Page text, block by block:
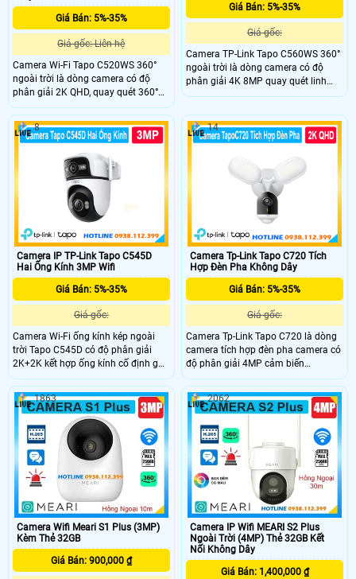
Giá Bán: 5%-35%
Giá gốc: Liên hệ
Camera Wi-Fi Tapo C520WS 360°
ngoài trời là dòng camera có độ
phân giải 2K QHD, quay quét 360°
và nhìn đêm màu Starlight với tầm
nhìn lên đến 30m. Công nghệ thông
minh AI phát hiện chuyển độngh,
đàm thoại hai chiều, báo động âm
thanh và ánh sáng. Quản lý từ xa
qua ứng dụng Tapo
Giá Bán: 5%-35%
Giá gốc:
Camera TP-Link Tapo C560WS 360°
ngoài trời là dòng camera có độ
phân giải 4K 8MP quay quét linh
hoạt zoom kỹ thuật số 18x và nhìn
phát hiện người, thú cưng, phương
tiện và còi báo động 99dB. Hỗ trợ
kháng nước và bụi
Camera IP TP-Link Tapo C545D
Hai Ống Kính 3MP Wifi
Giá Bán: 5%-35%
Giá gốc:
Camera Wi-Fi ống kính kép ngoài
trời Tapo C545D có độ phân giải
2K+2K kết hợp ống kính cố định góc
rộng và ống kính xoay/nghiêng
giám sát hai khu vực hỗ trợ theo dõi
kép động 360° Công nghệ nhận diện
AI thông minh. Kết nối LAN/Wi-Fi,
tuần tra khu vực, chuẩn kháng nước
và bụi IP66 .
8
Camera Tp-Link Tapo C720 Tích
Hợp Đèn Pha Không Dây
Giá Bán: 5%-35%
Giá gốc:
Camera Tp-Link Tapo C720 là dòng
camera tích hợp đèn pha camera có
độ phân giải 4MP cảm biến
Starlight, góc nhìn siêu rộng 153°.
Hồng ngoại tầm xa ban đêm 30m
và Full-Color Night Vision. Tích hợp
2 đèn Floodlight 2800 Lumen, công
nghệ nhận diện AI thông minh phát
hiện chuyển động, còi báo động
93dB và đàm thoại hai chiều.
14
Camera Wifi Meari S1 Plus (3MP)
Kèm Thẻ 32GB
Giá Bán: 900,000 ₫
1863
Camera IP Wifi MEARI S2 Plus
Ngoài Trời (4MP) Thẻ 32GB Kết
Nối Không Dây
Giá Bán: 1,400,000 ₫
2062